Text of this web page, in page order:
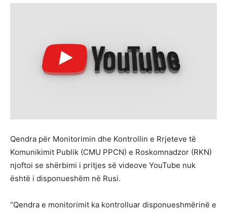
Qendra për Monitorimin dhe Kontrollin e Rrjeteve të
Komunikimit Publik (CMU PPCN) e Roskomnadzor (RKN)
njoftoi se shërbimi i pritjes së videove YouTube nuk
është i disponueshëm në Rusi.
“Qendra e monitorimit ka kontrolluar disponueshmërinë e